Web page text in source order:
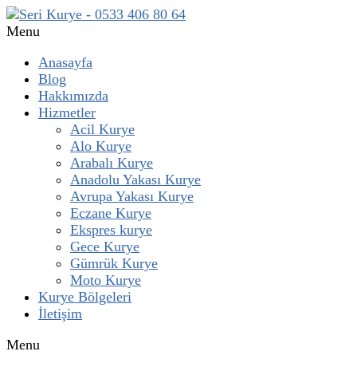
Menu
Anasayfa
Blog
Hakkımızda
Hizmetler
Acil Kurye
Alo Kurye
Arabalı Kurye
Anadolu Yakası Kurye
Avrupa Yakası Kurye
Eczane Kurye
Ekspres kurye
Gece Kurye
Gümrük Kurye
Moto Kurye
Kurye Bölgeleri
İletişim
Menu